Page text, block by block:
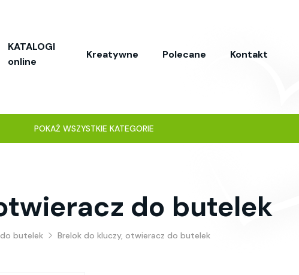
KATALOGI
online
Kreatywne Polecane Kontakt
POKAŻ WSZYSTKIE KATEGORIE
do butelek
butelek Brelok do kluczy, otwieracz do butelek